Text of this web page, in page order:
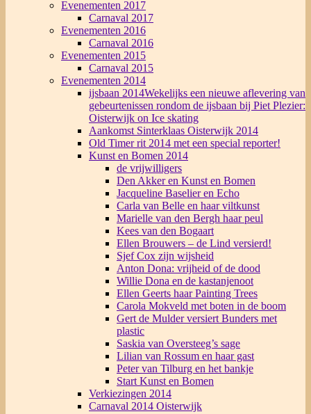
Evenementen 2017
Carnaval 2017
Evenementen 2016
Carnaval 2016
Evenementen 2015
Carnaval 2015
Evenementen 2014
ijsbaan 2014Wekelijks een nieuwe aflevering van
gebeurtenissen rondom de ijsbaan bij Piet Plezier:
Oisterwijk on Ice skating
Aankomst Sinterklaas Oisterwijk 2014
Old Timer rit 2014 met een special reporter!
Kunst en Bomen 2014
de vrijwilligers
Den Akker en Kunst en Bomen
Jacqueline Baselier en Echo
Carla van Belle en haar viltkunst
Marielle van den Bergh haar peul
Kees van den Bogaart
Ellen Brouwers – de Lind versierd!
Sjef Cox zijn wijsheid
Anton Dona: vrijheid of de dood
Willie Dona en de kastanjenoot
Ellen Geerts haar Painting Trees
Carola Mokveld met boten in de boom
Gert de Mulder versiert Bunders met
plastic
Saskia van Oversteeg’s sage
Lilian van Rossum en haar gast
Peter van Tilburg en het bankje
Start Kunst en Bomen
Verkiezingen 2014
Carnaval 2014 Oisterwijk